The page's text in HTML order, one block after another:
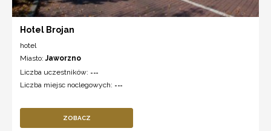
Hotel Brojan
hotel
Miasto:Jaworzno
Liczba uczestników: ---
Liczba miejsc noclegowych: ---
ZOBACZ